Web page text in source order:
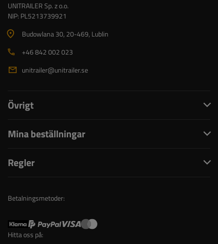
UNITRAILER Sp. z o.o.
NIP: PL5213739921
Budowlana 30, 20-469, Lublin
+46 842 002 023
unitrailer@unitrailer.se
Övrigt
Mina beställningar
Regler
Betalningsmetoder:
Hitta oss på: